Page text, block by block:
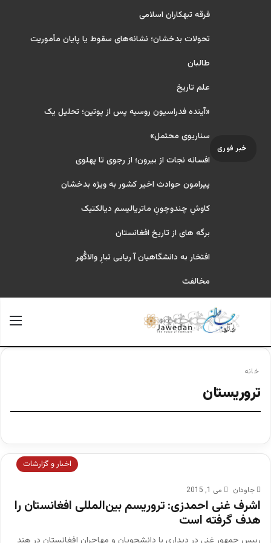
خبر فوری
فرقه تبهکاران اسلامی
تحولات بدخشان؛ نشانه‌های سقوط یا پایان مأموریت
طالبان
علم تاریخ
«آینده فدراسیون روسیه پس از پوتین؛ تحلیل یک
سناریوی محتمل»
افسانه نجات از بیرون؛ از رجوی تا پهلوی
پیرامون حوادث اخیر کشور به ویژه بدخشان
کاوشِ چندو‌چونِ ماتریالیسم دیالکتیک
برگه های از تاریخ افغانستان
افتخار به دانشگاهیان آ ریایی تبارِ والاگُهر
مخالفت
جستجو برای
خانه
تروریستان
اخبار و گزارشات
جاودان می 1, 2015
اشرف غنی احمدزی: تروریسم بین‌المللی افغانستان را
هدف گرفته است